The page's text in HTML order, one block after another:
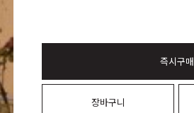
즉시구매
장바구니